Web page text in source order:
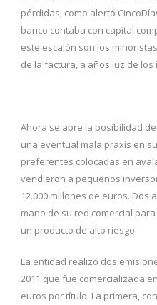
pérdidas, como alertó
banco contaba con capital
este escalón son los
de la factura, a años luz de los
Ahora se abre la posibilidad
una eventual mala praxis en
preferentes colocadas en
vendieron a pequeños
12.000 millones de euros. Dos
mano de su red comercial
un producto de alto riesgo.
La entidad realizó dos
2011 que fue comercializada
euros por título. La primera,